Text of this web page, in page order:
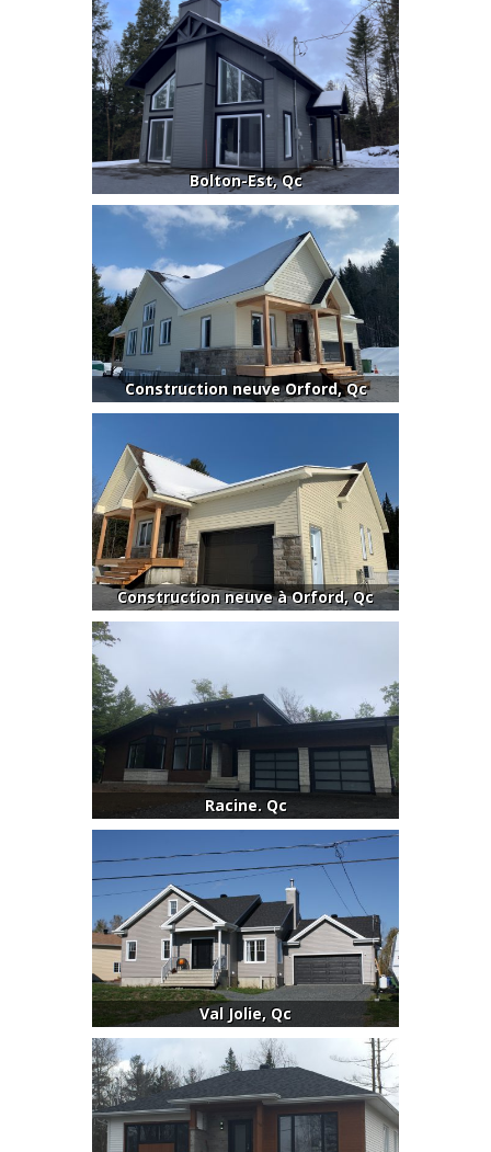
Bolton-Est, Qc
Construction neuve Orford, Qc
Construction neuve à Orford, Qc
Racine. Qc
Val Jolie, Qc